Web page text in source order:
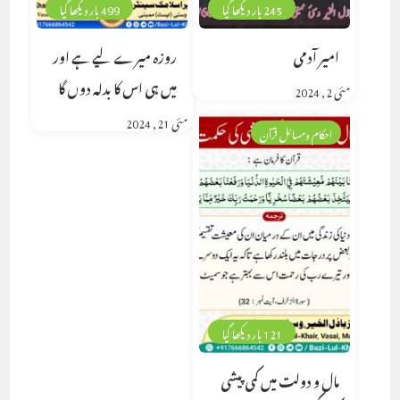
499 بار دیکھا گیا
روزہ میرے لیے ہے اور
میں ہی اس کا بدلہ دوں گا
مئی 21, 2024
245 بار دیکھا گیا
امیر آدمی
مئی 2, 2024
121 بار دیکھا گیا
احکام ومسائل قرآن
مال و دولت میں کمی پیشی